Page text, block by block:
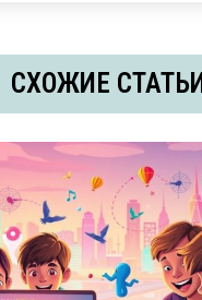
СХОЖИЕ СТАТЬИ